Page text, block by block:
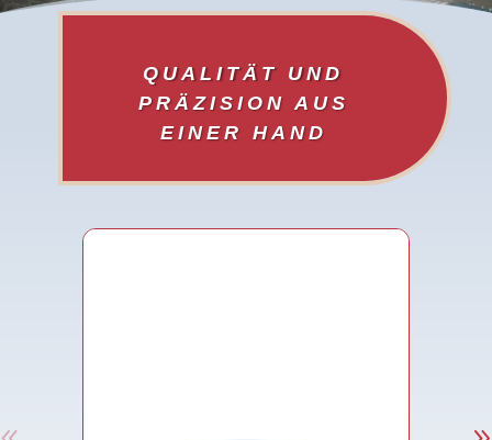
QUALITÄT UND
PRÄZISION AUS
EINER HAND
UNSERE LEISTUNGEN